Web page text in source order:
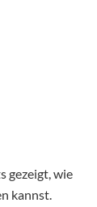
gezeigt, wie
kannst.